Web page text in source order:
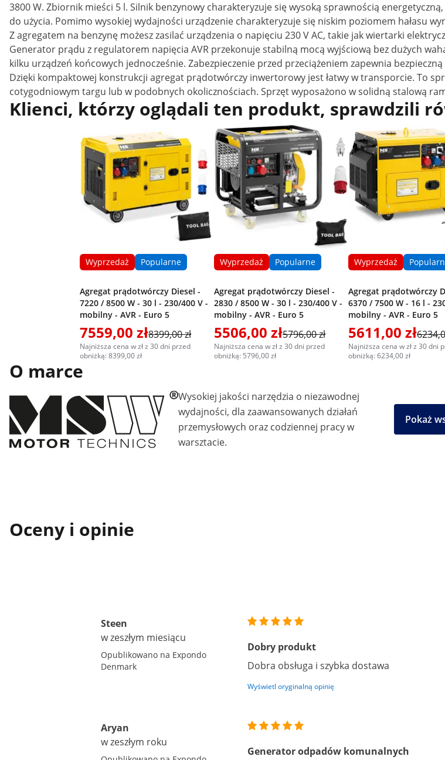
3800 W. Zbiornik mieści 5 l. Silnik benzynowy charakteryzuje się wysoką sprawnością
do użycia. Pomimo wysokiej wydajności urządzenie charakteryzuje się niskim poziomem hałasu
Z agregatem na benzynę możesz zasilać urządzenia o napięciu 230 V AC, takie jak wiertarki
Generator prądu z regulatorem napięcia AVR przekonuje stabilną mocą wyjściową bez dużych
kilku urządzeń końcowych jednocześnie. Zabezpieczenie przed przeciążeniem zapewnia
Dzięki kompaktowej konstrukcji agregat prądotwórczy inwertorowy jest łatwy w transporcie. To
cotygodniowym targu lub w podobnych okolicznościach. Sprzęt wyposażono w solidną stalową
Klienci, którzy oglądali ten produkt, sprawdzili
Wyprzedaż Popularne
Agregat prądotwórczy Diesel -
7220 / 8500 W - 30 l - 230/400 V -
mobilny - AVR - Euro 5
7559,00 zł8399,00 zł
Najniższa cena w zł z 30 dni przed
obniżką: 8399,00 zł
Wyprzedaż Popularne
Agregat prądotwórczy Diesel -
2830 / 8500 W - 30 l - 230/400 V -
mobilny - AVR - Euro 5
5506,00 zł5796,00 zł
Najniższa cena w zł z 30 dni przed
obniżką: 5796,00 zł
Wyprzedaż
Agregat prądotwórczy
6370 / 7500 W - 16 l -
mobilny - AVR - Euro 5
5611,00 zł
Najniższa cena w zł z 30 dni
obniżką: 6234,00 zł
O marce
Wysokiej jakości narzędzia o niezawodnej
wydajności, dla zaawansowanych działań
przemysłowych oraz codziennej pracy w
warsztacie.
Pokaż
Oceny i opinie
Steen
w zeszłym miesiącu
Opublikowano na Expondo
Denmark
Dobry produkt
Dobra obsługa i szybka dostawa
Wyświetl oryginalną opinię
Aryan
w zeszłym roku
Generator odpadów komunalnych